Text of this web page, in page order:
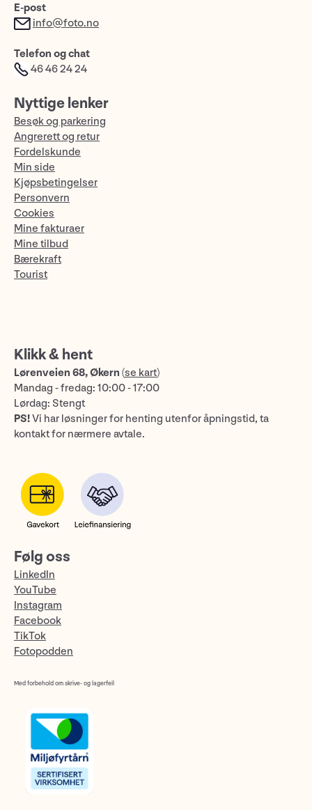
E-post
info@foto.no
Telefon og chat
46 46 24 24
Nyttige lenker
Besøk og parkering
Angrerett og retur
Fordelskunde
Min side
Kjøpsbetingelser
Personvern
Cookies
Mine fakturaer
Mine tilbud
Bærekraft
Tourist
Klikk & hent
Lørenveien 68, Økern (se kart)
Mandag - fredag: 10:00 - 17:00
Lørdag: Stengt
PS!Vi har løsninger for henting utenfor åpningstid, ta
kontakt for nærmere avtale.
Følg oss
LinkedIn
YouTube
Instagram
Facebook
TikTok
Fotopodden
Med forbehold om skrive- og lagerfeil